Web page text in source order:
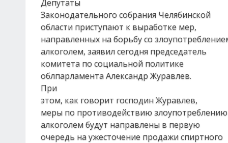
Депутаты
Законодательного собрания Челябинской
области приступают к выработке мер,
направленных на борьбу со
алкоголем, заявил сегодня председатель
комитета по социальной политике
облпарламента Александр Журавлев.
При
этом, как говорит господин Журавлев,
меры по противодействию злоупотреблению
алкоголем будут направлены в первую
очередь на ужесточение продажи спиртного